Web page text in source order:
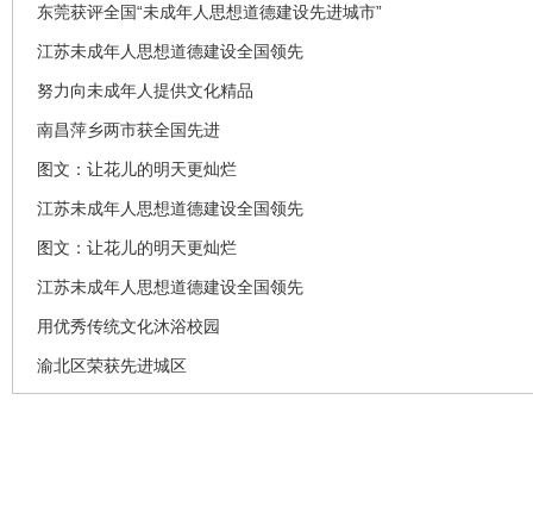
东莞获评全国“未成年人思想道德建设先进城市”
江苏未成年人思想道德建设全国领先
努力向未成年人提供文化精品
南昌萍乡两市获全国先进
图文：让花儿的明天更灿烂
江苏未成年人思想道德建设全国领先
图文：让花儿的明天更灿烂
江苏未成年人思想道德建设全国领先
用优秀传统文化沐浴校园
渝北区荣获先进城区